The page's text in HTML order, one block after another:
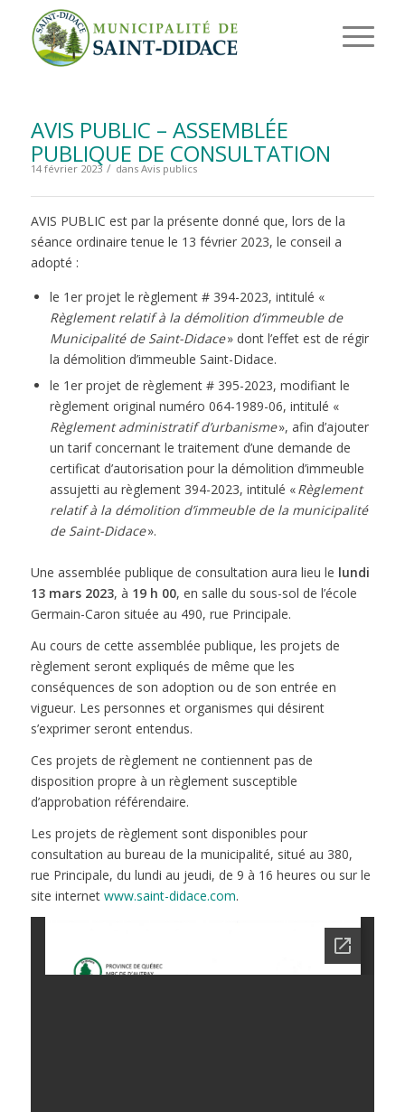
AVIS PUBLIC – ASSEMBLÉE
PUBLIQUE DE CONSULTATION
14 février 2023 / dans Avis publics
AVIS PUBLIC est par la présente donné que, lors de la
séance ordinaire tenue le 13 février 2023, le conseil a
adopté :
le 1er projet le règlement # 394-2023, intitulé «
Règlement relatif à la démolition d’immeuble de
Municipalité de Saint-Didace» dont l’effet est de régir
la démolition d’immeuble Saint-Didace.
le 1er projet de règlement # 395-2023, modifiant le
règlement original numéro 064-1989-06, intitulé «
Règlement administratif d’urbanisme», afin d’ajouter
un tarif concernant le traitement d’une demande de
certificat d’autorisation pour la démolition d’immeuble
assujetti au règlement 394-2023, intitulé «Règlement
relatif à la démolition d’immeuble de la municipalité
de Saint-Didace».
Une assemblée publique de consultation aura lieu le lundi
13 mars 2023, à 19 h 00, en salle du sous-sol de l’école
Germain-Caron située au 490, rue Principale.
Au cours de cette assemblée publique, les projets de
règlement seront expliqués de même que les
conséquences de son adoption ou de son entrée en
vigueur. Les personnes et organismes qui désirent
s’exprimer seront entendus.
Ces projets de règlement ne contiennent pas de
disposition propre à un règlement susceptible
d’approbation référendaire.
Les projets de règlement sont disponibles pour
consultation au bureau de la municipalité, situé au 380,
rue Principale, du lundi au jeudi, de 9 à 16 heures ou sur le
site internet www.saint-didace.com.